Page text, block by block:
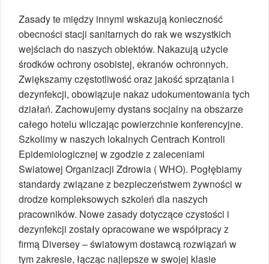
Zasady te między innymi wskazują konieczność
obecności stacji sanitarnych do rak we wszystkich
wejściach do naszych obiektów. Nakazują użycie
środków ochrony osobistej, ekranów ochronnych.
Zwiększamy częstotliwość oraz jakość sprzątania i
dezynfekcji, obowiązuje nakaz udokumentowania tych
działań. Zachowujemy dystans socjalny na obszarze
całego hotelu wliczając powierzchnie konferencyjne.
Szkolimy w naszych lokalnych Centrach Kontroli
Epidemiologicznej w zgodzie z zaleceniami
Swiatowej Organizacji Zdrowia ( WHO). Pogłębiamy
standardy związane z bezpieczeństwem żywności w
drodze kompleksowych szkoleń dla naszych
pracowników. Nowe zasady dotyczące czystości i
dezynfekcji zostały opracowane we współpracy z
firmą Diversey – światowym dostawcą rozwiązań w
tym zakresie, łącząc najlepsze w swojej klasie